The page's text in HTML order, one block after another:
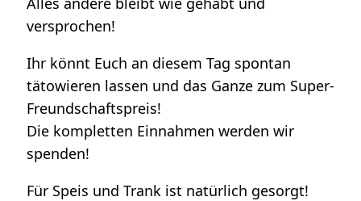
versprochen!
Ihr könnt Euch an diesem Tag spontan
tätowieren lassen und das Ganze zum Super-
Freundschaftspreis!
Die kompletten Einnahmen werden wir
spenden!
Für Speis und Trank ist natürlich gesorgt!